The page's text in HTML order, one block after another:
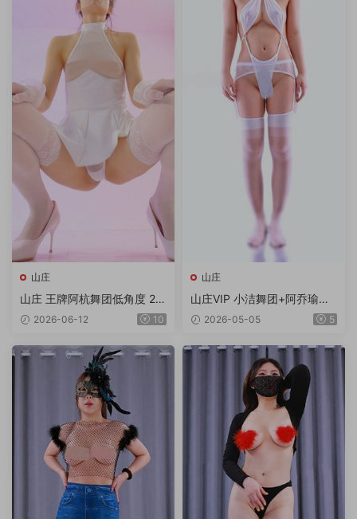
山庄
山庄 王牌阿杭舞团低角度 2V/
1.92G2026-06-12 10
山庄
山庄VIP 小洁舞团+阿乔瑜伽
合集 6V/6.99G/4K
2026-05-05 5